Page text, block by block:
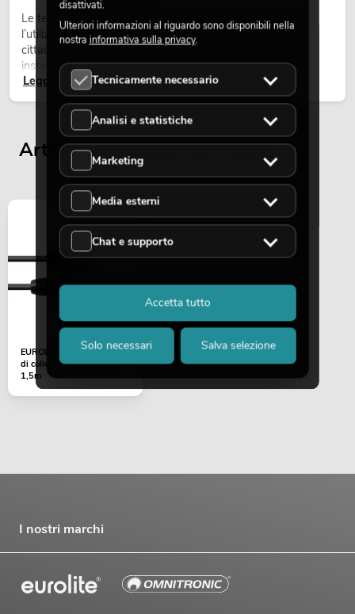
Le teste mobili outdoor sono proiettori motorizzati per
l’utilizzo all’aperto. Vengono impiegate in festival, feste
cittadine, concerti open-air, allestimenti architetturali e
installazioni temporanee all’esterno.
Leggi ora
Articoli visualizzati per ultimi
EUROLITE IP T-Con Cavo
di collegamento 3x1,5
1,5m
I nostri marchi
disattivati.
Ulteriori informazioni al riguardo sono disponibili nella
nostra informativa sulla privacy.
Tecnicamente necessario
Analisi e statistiche
Marketing
Media esterni
Chat e supporto
Solo necessari Salva selezione
Accetta tutto